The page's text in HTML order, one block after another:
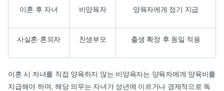
이혼 후 자녀 비양육자 양육자에게 정기 지급
사실혼·혼외자 친생부모 출생 확정 후 동일 적용
이혼 시 자녀를 직접 양육하지 않는 비양육자는 양육자에게 양육비를
지급해야 하며, 해당 의무는 자녀가 성년에 이르거나 경제적으로 독